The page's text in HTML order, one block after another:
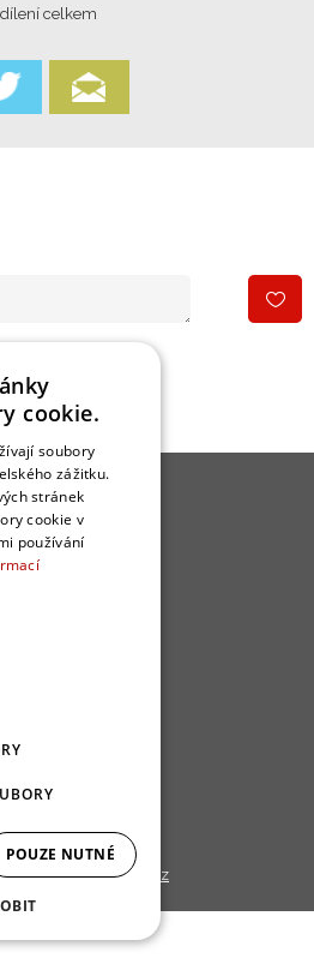
celkem
podmínky
osobních údajú
2013 - 2026,Bydlo.cz
cookie.
soubory
zážitku.
stránek
cookie v
používání
POUZE NUTNÉ